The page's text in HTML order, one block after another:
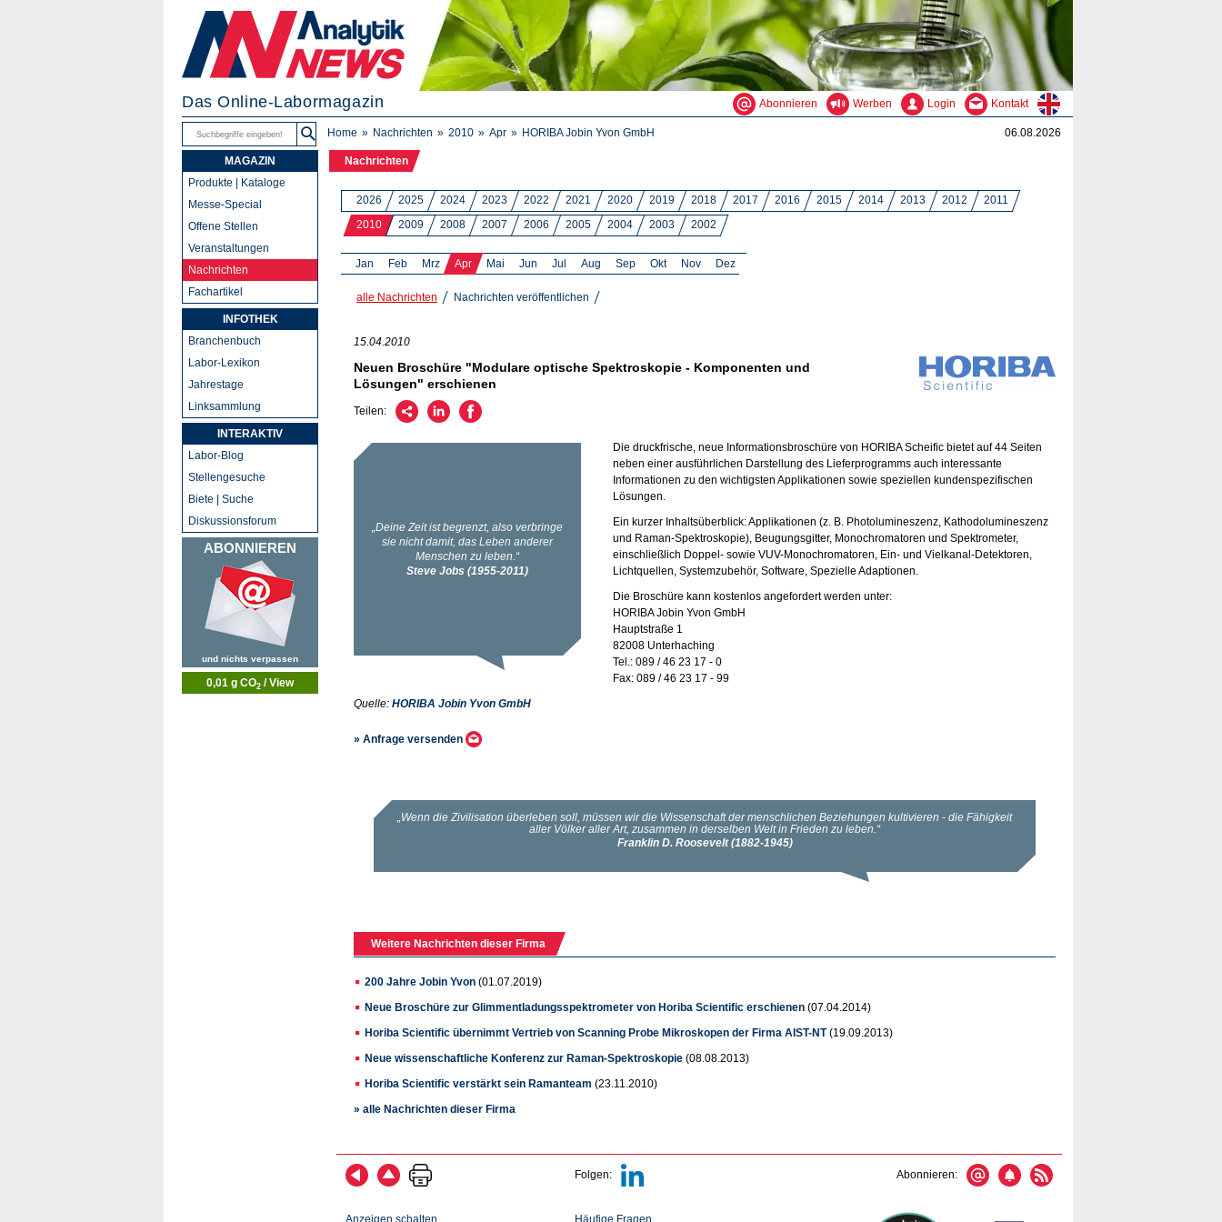
Das Online-Labormagazin Abonnieren Werben Login Kontakt
Home Nachrichten 2010 Apr HORIBA Jobin Yvon GmbH 06.08.2026
Nachrichten
2026 2025 2024 2023 2022 2021 2020 2019 2018 2017 2016 2015 2014 2013 2012
2011
2010
2009 2008 2007 2006 2005 2004 2003 2002
Jan Feb Mrz Apr Mai Jun Jul Aug Sep Okt Nov Dez
alle Nachrichten Nachrichten veröffentlichen
15.04.2010
Neuen Broschüre "Modulare optische Spektroskopie - Komponenten und
Lösungen" erschienen
Teilen:
Die druckfrische, neue Informationsbroschüre von HORIBA Scheific bietet auf 44 Seiten
neben einer ausführlichen Darstellung des Lieferprogramms auch interessante
Informationen zu den wichtigsten Applikationen sowie speziellen kundenspezifischen
Lösungen.
Ein kurzer Inhaltsüberblick: Applikationen (z. B. Photolumineszenz, Kathodolumineszenz
und Raman-Spektroskopie), Beugungsgitter, Monochromatoren und Spektrometer,
einschließlich Doppel- sowie VUV-Monochromatoren, Ein- und Vielkanal-Detektoren,
Lichtquellen, Systemzubehör, Software, Spezielle Adaptionen.
Die Broschüre kann kostenlos angefordert werden unter:
HORIBA Jobin Yvon GmbH
Hauptstraße 1
82008 Unterhaching
Tel.: 089 / 46 23 17 - 0
Fax: 089 / 46 23 17 - 99
Quelle: HORIBA Jobin Yvon GmbH
» Anfrage versenden
Weitere Nachrichten dieser Firma
200 Jahre Jobin Yvon (01.07.2019)
Neue Broschüre zur Glimmentladungsspektrometer von Horiba Scientific erschienen (07.04.2014)
Horiba Scientific übernimmt Vertrieb von Scanning Probe Mikroskopen der Firma AIST-NT(19.09.2013)
Neue wissenschaftliche Konferenz zur Raman-Spektroskopie (08.08.2013)
Horiba Scientific verstärkt sein Ramanteam (23.11.2010)
» alle Nachrichten dieser Firma
Folgen: Abonnieren:
MAGAZIN
Produkte | Kataloge
Messe-Special
Offene Stellen
Veranstaltungen
Nachrichten
Fachartikel
INFOTHEK
Branchenbuch
Labor-Lexikon
Jahrestage
Linksammlung
INTERAKTIV
Labor-Blog
Stellengesuche
Biete | Suche
Diskussionsforum
ABONNIEREN
und nichts verpassen
0,01 g CO2 / View